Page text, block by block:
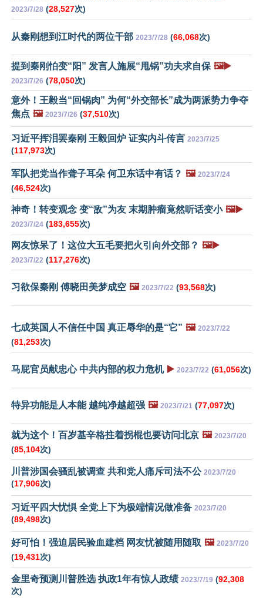
2023/7/28 (28,527次)
从秦刚想到江时代的两位干部 2023/7/28 (66,068次)
提到秦刚怕变“阳” 发言人施展“甩锅”功夫求自保 🖼️▶️
2023/7/26 (78,050次)
意外！王毅当“回锅肉” 为何“外交部长”成为两派势力争夺
焦点 🖼️ 2023/7/26 (37,510次)
习近平挥泪罢秦刚 王毅回炉 证实内斗传言 2023/7/25
(117,973次)
军队把党当作聋子耳朵 何卫东话中有话？ 🖼️ 2023/7/24
(46,524次)
神奇！转变观念 变“敌”为友 末期肿瘤竟然听话变小 🖼️▶️
2023/7/24 (183,655次)
网友惊呆了！这位大五毛要把火引向外交部？ 🖼️▶️
2023/7/22 (117,276次)
习欲保秦刚 傅晓田美梦成空 🖼️ 2023/7/22 (93,568次)
七成英国人不信任中国 真正辱华的是“它” 🖼️ 2023/7/22
(81,253次)
马屁官员献忠心 中共内部的权力危机 ▶️ 2023/7/22 (61,056次)
特异功能是人本能 越纯净越超强 🖼️ 2023/7/21 (77,097次)
就为这个！百岁基辛格拄着拐棍也要访问北京 🖼️ 2023/7/20
(85,104次)
川普涉国会骚乱被调查 共和党人痛斥司法不公 2023/7/20
(17,906次)
习近平四大忧惧 全党上下为极端情况做准备 2023/7/20
(89,498次)
好可怕！强迫居民验血建档 网友忧被随用随取 🖼️ 2023/7/20
(19,431次)
金里奇预测川普胜选 执政1年有惊人政绩 2023/7/19 (92,308
次)